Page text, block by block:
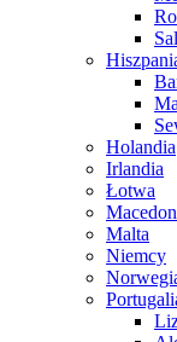
Holandia
Irlandia
Łotwa
Malta
Niemcy